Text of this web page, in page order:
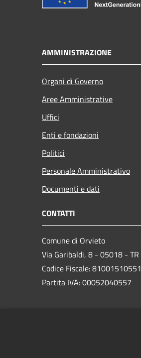
AMMINISTRAZIONE
Organi di Governo
Aree Amministrative
Uffici
Enti e fondazioni
Politici
Personale Amministrativo
Documenti e dati
CONTATTI
Comune di Orvieto
Via Garibaldi, 8 - 05018 - TR
Codice Fiscale: 81001510551
Partita IVA: 00052040557